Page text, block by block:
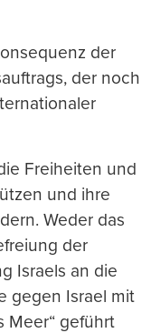
der
der noch
Freiheiten und
und ihre
Weder das
der
Israels an die
gegen Israel mit
Meer“ geführt